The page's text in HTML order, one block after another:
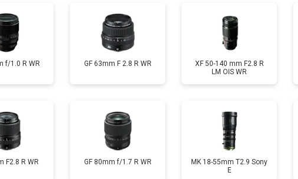
f/1.0 R WR GF 63mm F 2.8 R WR
XF 50-140 mm F2.8 R
LM OIS WR
F2.8 R WR GF 80mm f/1.7 R WR
MK 18-55mm T2.9 Sony
E